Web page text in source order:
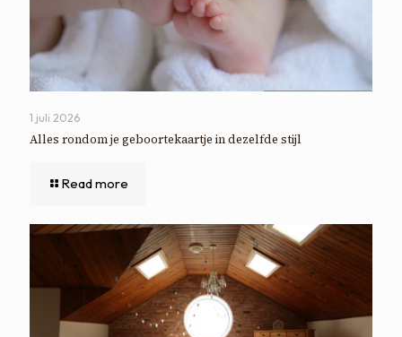
1 juli 2026
Alles rondom je geboortekaartje in dezelfde stijl
Read more